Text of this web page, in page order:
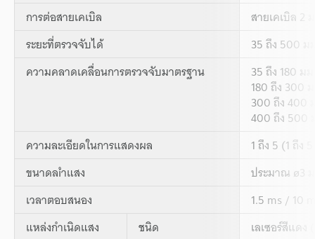
การต่อสายเคเบิล
สายเคเบิล 2
ระยะที่ตรวจจับได้
35 ถึง 500 ม
ความคลาดเคลื่อนการตรวจจับมาตรฐาน
35 ถึง 180 ม
180 ถึง 300
300 ถึง 400
400 ถึง 500
ความละเอียดในการแสดงผล
1 ถึง 5 (1 ถึง
ขนาดลíำแสง
ประมาณ ø3
เวลาตอบสนอง
1.5 ms / 10
แหล่งกำเนิดแสง
ชนิด
เลเซอร์สีแดง